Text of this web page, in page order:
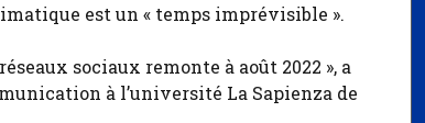
est un « temps imprévisible ».
sociaux remonte à août 2022 », a
à l’université La Sapienza de